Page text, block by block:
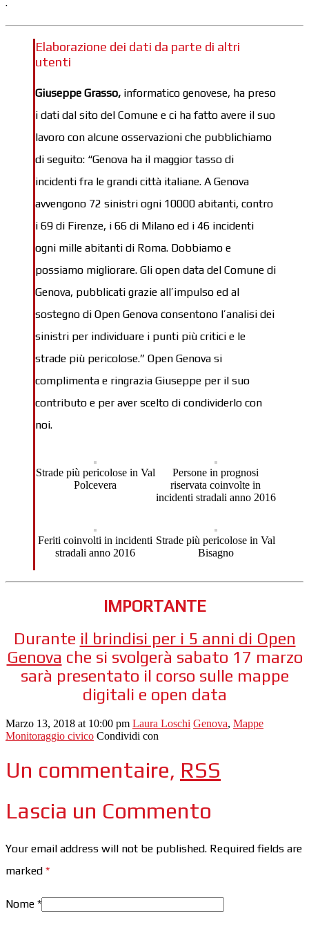
Elaborazione dei dati da parte di altri
utenti
Giuseppe Grasso, informatico genovese, ha preso
i dati dal sito del Comune e ci ha fatto avere il suo
lavoro con alcune osservazioni che pubblichiamo
di seguito: “Genova ha il maggior tasso di
incidenti fra le grandi città italiane. A Genova
avvengono 72 sinistri ogni 10000 abitanti, contro
i 69 di Firenze, i 66 di Milano ed i 46 incidenti
ogni mille abitanti di Roma. Dobbiamo e
possiamo migliorare. Gli open data del Comune di
Genova, pubblicati grazie all’impulso ed al
sostegno di Open Genova consentono l’analisi dei
sinistri per individuare i punti più critici e le
strade più pericolose.” Open Genova si
complimenta e ringrazia Giuseppe per il suo
contributo e per aver scelto di condividerlo con
noi.
Strade più pericolose in Val
Polcevera
Persone in prognosi
riservata coinvolte in
incidenti stradali anno 2016
Feriti coinvolti in incidenti
stradali anno 2016
Strade più pericolose in Val
Bisagno
IMPORTANTE
Durante il brindisi per i 5 anni di Open
Genova che si svolgerà sabato 17 marzo
sarà presentato il corso sulle mappe
digitali e open data
Marzo 13, 2018 at 10:00 pm Laura Loschi Genova, Mappe
Monitoraggio civico Condividi con
Un commentaire, RSS
Lascia un Commento
Your email address will not be published. Required fields are
marked *
Nome *